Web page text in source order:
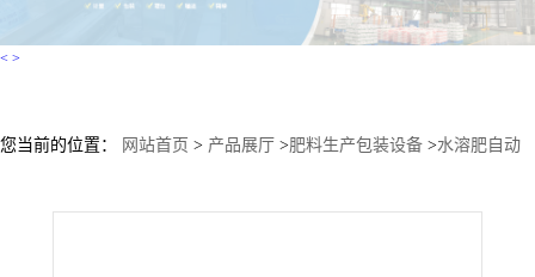
< >
您当前的位置： 网站首页 > 产品展厅 >肥料生产包装设备 >水溶肥自动